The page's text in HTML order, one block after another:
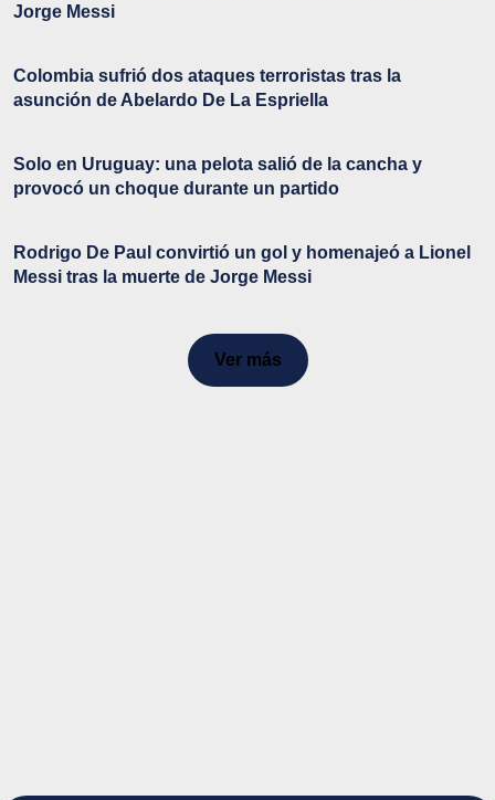
Jorge Messi
Colombia sufrió dos ataques terroristas tras la
asunción de Abelardo De La Espriella
Solo en Uruguay: una pelota salió de la cancha y
provocó un choque durante un partido
Rodrigo De Paul convirtió un gol y homenajeó a Lionel
Messi tras la muerte de Jorge Messi
Ver más